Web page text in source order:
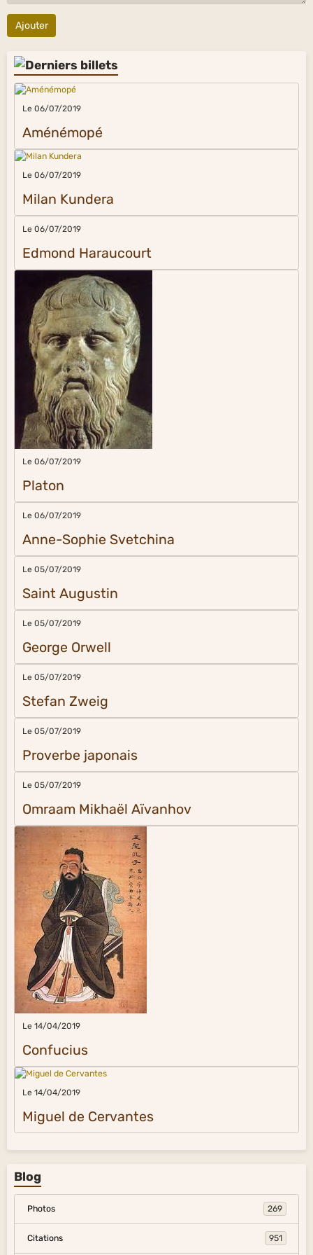
Ajouter
Le 06/07/2019
Aménémopé
Le 06/07/2019
Milan Kundera
Le 06/07/2019
Edmond Haraucourt
Le 06/07/2019
Platon
Le 06/07/2019
Anne-Sophie Svetchina
Le 05/07/2019
Saint Augustin
Le 05/07/2019
George Orwell
Le 05/07/2019
Stefan Zweig
Le 05/07/2019
Proverbe japonais
Le 05/07/2019
Omraam Mikhaël Aïvanhov
Le 14/04/2019
Confucius
Le 14/04/2019
Miguel de Cervantes
Blog
Photos 269
Citations 951